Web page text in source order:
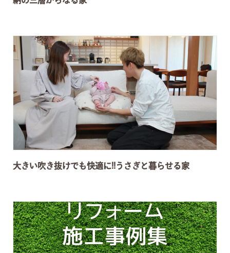
大きい吹き抜けでも快適に!!うさぎと暮らせる家